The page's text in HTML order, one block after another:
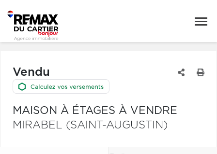
Vendu
MAISON À ÉTAGES À VENDRE
MIRABEL (SAINT-AUGUSTIN)